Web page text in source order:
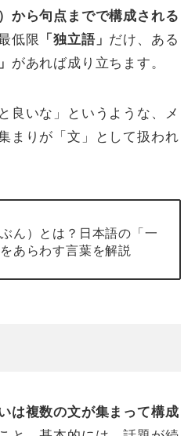
から句点までで構成される
低限 「独立語」 だけ、ある
があれば成り立ちます。
良いな」というような、メ
まりが「文」として扱われ
ん）とは？日本語の「一
あらわす言葉を解説
は複数の文が集まって構成